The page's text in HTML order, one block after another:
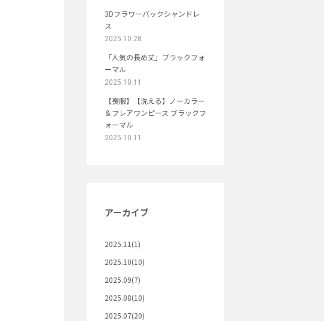
3Dフラワーバックシャンドレ
ス
2025.10.28
「人気の長め丈」ブラックフォ
ーマル
2025.10.11
【喪服】【洗える】ノーカラー
＆フレアワンピース ブラックフ
ォーマル
2025.10.11
アーカイブ
2025.11(1)
2025.10(10)
2025.09(7)
2025.08(10)
2025.07(20)